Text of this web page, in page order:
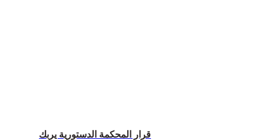
قرار المحكمة الدستورية يربك